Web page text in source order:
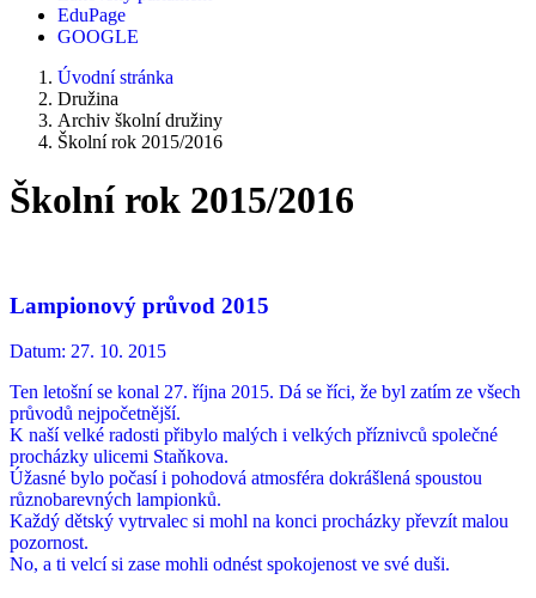
EduPage
GOOGLE
Úvodní stránka
Družina
Archiv školní družiny
Školní rok 2015/2016
Školní rok 2015/2016
Lampionový průvod 2015
Datum: 27. 10. 2015
Ten letošní se konal 27. října 2015. Dá se říci, že byl zatím ze všech
průvodů nejpočetnější.
K naší velké radosti přibylo malých i velkých příznivců společné
procházky ulicemi Staňkova.
Úžasné bylo počasí i pohodová atmosféra dokrášlená spoustou
různobarevných lampionků.
Každý dětský vytrvalec si mohl na konci procházky převzít malou
pozornost.
No, a ti velcí si zase mohli odnést spokojenost ve své duši.